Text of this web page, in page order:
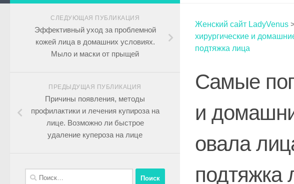
Женский сайт LadyVenus
хирургические и
подтяжка лица
Самые
и
овала
подтяжка
СЛЕДУЮЩАЯ ПУБЛИКАЦИЯ
Эффективный уход за проблемной
кожей лица в домашних условиях.
Мыло и маски от прыщей
ПРЕДЫДУЩАЯ ПУБЛИКАЦИЯ
Причины появления, методы
профилактики и лечения купироза на
лице. Возможно ли быстрое
удаление купероза на лице